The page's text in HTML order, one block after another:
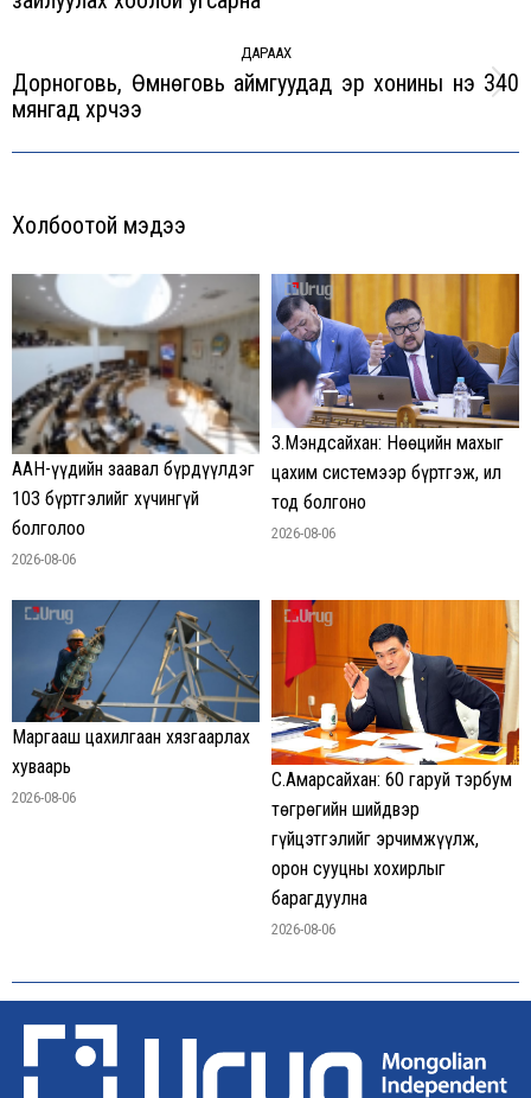
ДАРААХ
Next
Дорноговь, Өмнөговь аймгуудад эр хонины үнэ 340
мянгад хүрчээ
Холбоотой мэдээ
ААН-үүдийн заавал бүрдүүлдэг
103 бүртгэлийг хүчингүй
болголоо
2026-08-06
З.Мэндсайхан: Нөөцийн махыг
цахим системээр бүртгэж, ил
тод болгоно
2026-08-06
Маргааш цахилгаан хязгаарлах
хуваарь
2026-08-06
С.Амарсайхан: 60 гаруй тэрбум
төгрөгийн шийдвэр
гүйцэтгэлийг эрчимжүүлж,
орон сууцны хохирлыг
барагдуулна
2026-08-06